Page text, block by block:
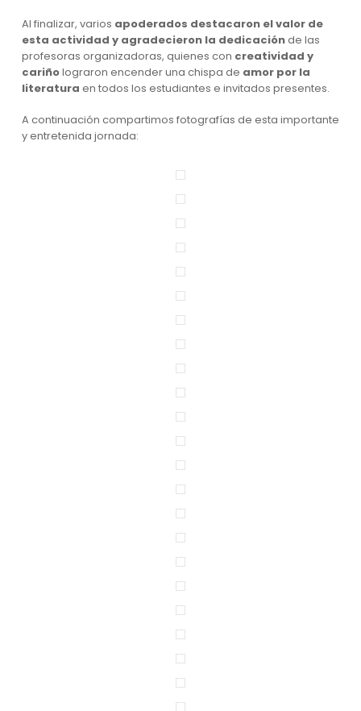
Al finalizar, varios apoderados destacaron el valor de
esta actividad y agradecieron la dedicaciónde las
profesoras organizadoras, quienes con creatividad y
cariñolograron encender una chispa de amor por la
literatura en todos los estudiantes e invitados presentes.
A continuación compartimos fotografías de esta importante
y entretenida jornada: